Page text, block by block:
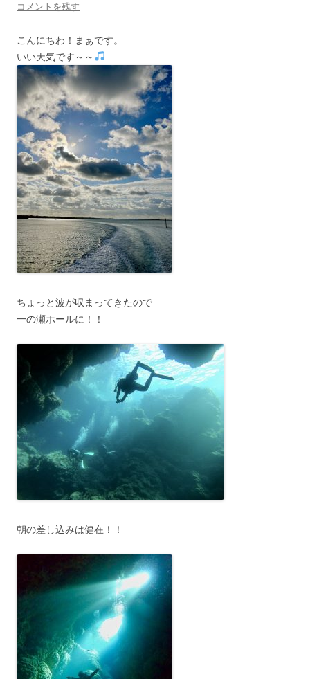
コメントを残す
こんにちわ！まぁです。
いい天気です～～
ちょっと波が収まってきたので
一の瀬ホールに！！
朝の差し込みは健在！！